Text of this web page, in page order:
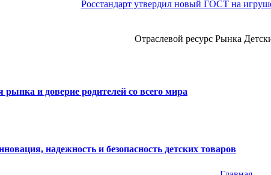
Росстандарт утвердил новый ГОСТ на
Отраслевой ресурс Рынка
и доверие родителей со всего мира
надежность и безопасность детских товаров